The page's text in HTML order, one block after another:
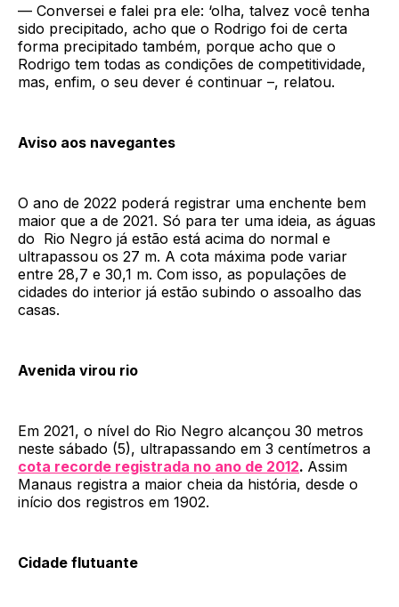
— Conversei e falei pra ele: ‘olha, talvez você tenha
sido precipitado, acho que o Rodrigo foi de certa
forma precipitado também, porque acho que o
Rodrigo tem todas as condições de competitividade,
mas, enfim, o seu dever é continuar –, relatou.
Aviso aos navegantes
O ano de 2022 poderá registrar uma enchente bem
maior que a de 2021. Só para ter uma ideia, as águas
do Rio Negro já estão está acima do normal e
ultrapassou os 27 m. A cota máxima pode variar
entre 28,7 e 30,1 m. Com isso, as populações de
cidades do interior já estão subindo o assoalho das
casas.
Avenida virou rio
Em 2021, o nível do Rio Negro alcançou 30 metros
neste sábado (5), ultrapassando em 3 centímetros a
cota recorde registrada no ano de 2012. Assim
Manaus registra a maior cheia da história, desde o
início dos registros em 1902.
Cidade flutuante